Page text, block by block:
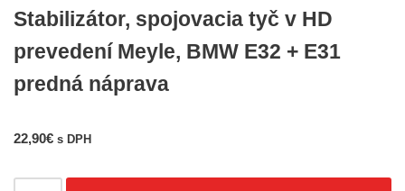
Stabilizátor, spojovacia tyč v HD
prevedení Meyle, BMW E32 + E31
predná náprava
22,90€ s DPH